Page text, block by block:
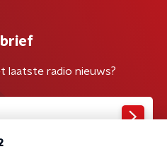
laatste radio nieuws?